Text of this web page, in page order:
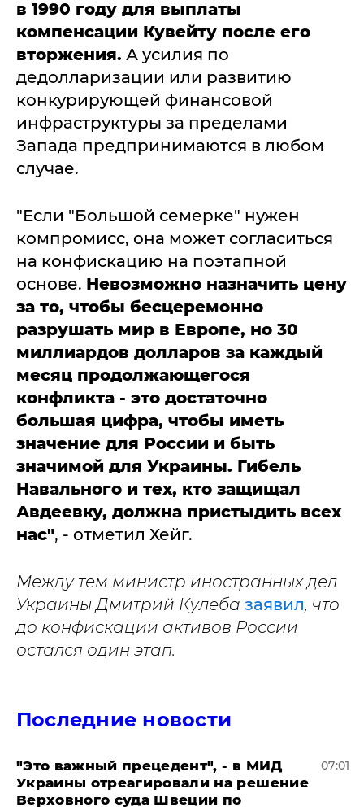
в 1990 году для выплаты
компенсации Кувейту после его
вторжения. А усилия по
дедолларизации или развитию
конкурирующей финансовой
инфраструктуры за пределами
Запада предпринимаются в любом
случае.
"Если "Большой семерке" нужен
компромисс, она может согласиться
на конфискацию на поэтапной
основе. Невозможно назначить цену
за то, чтобы бесцеремонно
разрушать мир в Европе, но 30
миллиардов долларов за каждый
месяц продолжающегося
конфликта - это достаточно
большая цифра, чтобы иметь
значение для России и быть
значимой для Украины. Гибель
Навального и тех, кто защищал
Авдеевку, должна пристыдить всех
нас", - отметил Хейг.
Между тем министр иностранных дел
Украины Дмитрий Кулеба заявил, что
до конфискации активов России
остался один этап.
Последние новости
"Это важный прецедент", - в МИД
Украины отреагировали на решение
Верховного суда Швеции по
07:01